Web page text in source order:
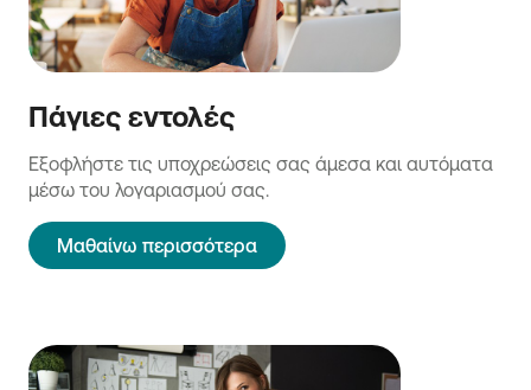
Πάγιες εντολές
Εξοφλήστε τις υποχρεώσεις σας άμεσα και αυτόματα
μέσω του λογαριασμού σας.
Μαθαίνω περισσότερα